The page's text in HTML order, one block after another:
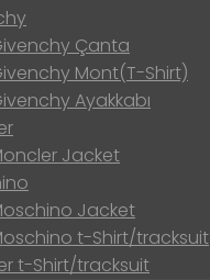
Çanta
Mont(T-Shirt)
Ayakkabı
Jacket
Jacket
t-Shirt/tracksuit
t-Shirt/tracksuit